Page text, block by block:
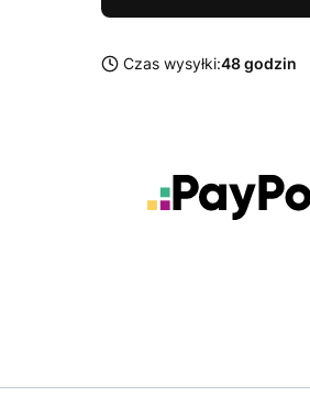
Czas wysyłki:48 godzin